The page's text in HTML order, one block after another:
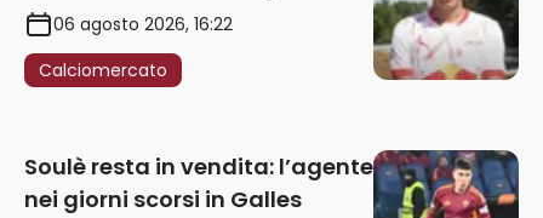
06 agosto 2026, 16:22
Calciomercato
Soulè resta in vendita: l’agente
nei giorni scorsi in Galles